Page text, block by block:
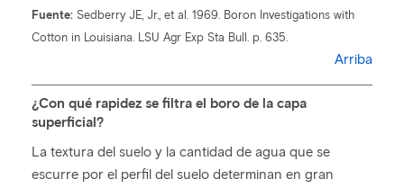
Fuente: Sedberry JE, Jr., et al. 1969. Boron Investigations with
Cotton in Louisiana. LSU Agr Exp Sta Bull. p. 635.
Arriba
¿Con qué rapidez se filtra el boro de la capa
superficial?
La textura del suelo y la cantidad de agua que se
escurre por el perfil del suelo determinan en gran